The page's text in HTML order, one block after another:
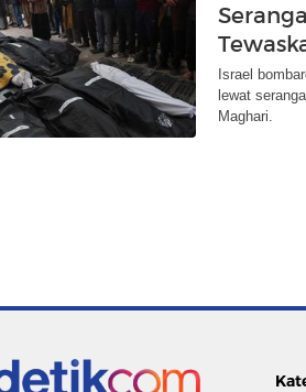
Israel
lewat
Maghari.